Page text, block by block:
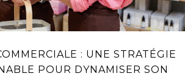
: UNE STRATÉGIE
POUR DYNAMISER SON